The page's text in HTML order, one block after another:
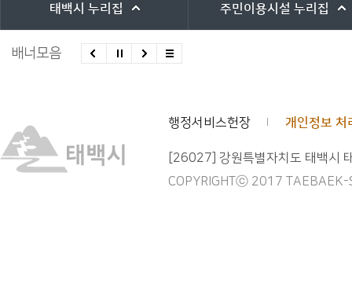
태백시 누리집 주민이용시설 누리집
배너모음
행정서비스헌장 개인정보 처
[26027] 강원특별자치도 태백시
COPYRIGHTⓒ 2017 TAEBAEK-